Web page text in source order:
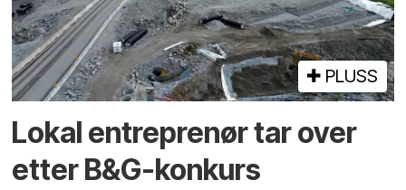
PLUSS
Lokal entreprenør tar over
etter B&G-konkurs